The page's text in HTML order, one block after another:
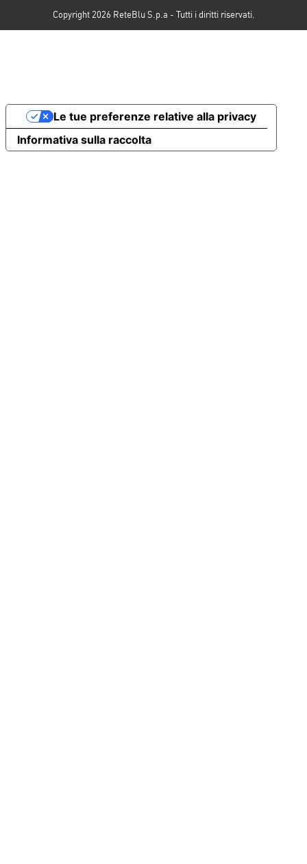
Copyright 2026 ReteBlu S.p.a - Tutti i diritti riservati.
Informativa sulla raccolta
Le tue preferenze relative alla privacy